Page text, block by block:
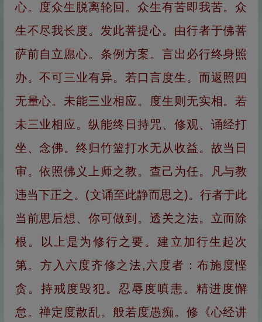
心。度众生脱离轮回。众生有苦即我苦。众
生不尽我长度。发此菩提心。由行者于佛菩
萨前自立愿心。条例方案。言出必行终身照
办。不可三业有异。若口言度生。而返照四
无量心。未能三业相应。度生则无实相。若
未三业相应。纵能终日持咒、修观、诵经打
坐、念佛。终归竹篮打水无从收益。故当日
审。依照佛义上师之教。查己为任。凡与教
违当下正之。(文诵至此静而思之)。行者于此
当前思后想、你可做到。透关之法。立而除
根。以上是为修行之要。建立加行生起次
第。方入六度齐修之法,六度者：布施度悭
贪。持戒度毁犯。忍辱度嗔恚。精进度懈
怠。禅定度散乱。般若度愚痴。修《心经讲